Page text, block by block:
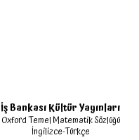
İş Bankası Kültür Yayınları
Oxford Temel Matematik Sözlüğü
İngilizce-Türkçe